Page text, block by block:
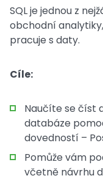
SQL je jednou z
obchodní
pracuje s daty.
Cíle:
Naučíte se číst
databáze
dovedností –
Pomůže vám
včetně návrhu